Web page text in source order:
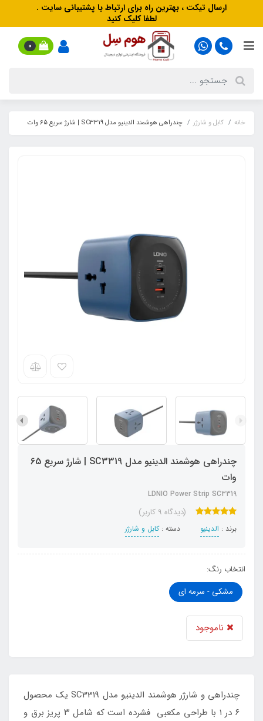
ارسال تیکت ، بهترین راه برای ارتباط با پشتیبانی سایت .
لطفا کلیک کنید
0
خانه کابل و شارژر چندراهی هوشمند الدینیو مدل SC3319 | شارژ سریع 65 وات
چندراهی هوشمند الدینیو مدل SC3319 | شارژ سریع 65
وات
LDNIO Power Strip SC3319
(دیدگاه 9 کاربر)
برند : الدینیو دسته :کابل و شارژر
انتخاب رنگ:
مشکی - سرمه ای
ناموجود
چندراهی و شارژر هوشمند الدینیو مدل SC3319 یک محصول
۶ در ۱ با طراحی مکعبی فشرده است که شامل ۳ پریز برق و